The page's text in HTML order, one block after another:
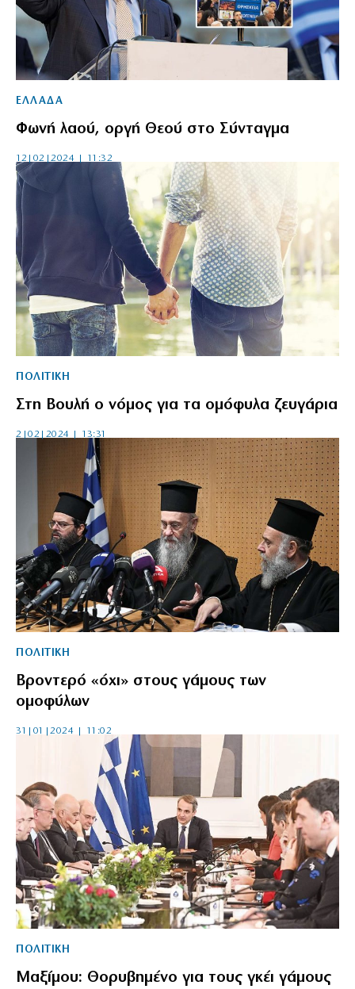
ΕΛΛΑΔΑ
Φωνή λαού, οργή Θεού στο Σύνταγμα
12|02|2024 | 11:32
ΠΟΛΙΤΙΚΗ
Στη Βουλή ο νόμος για τα ομόφυλα ζευγάρια
2|02|2024 | 13:31
ΠΟΛΙΤΙΚΗ
Βροντερό «όχι» στους γάμους των
ομοφύλων
31|01|2024 | 11:02
ΠΟΛΙΤΙΚΗ
Μαξίμου: Θορυβημένο για τους γκέι γάμους